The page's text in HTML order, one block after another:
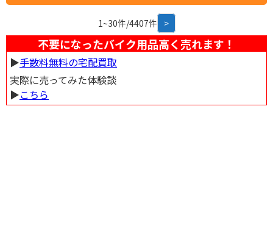
1~30件/4407件 >
不要になったバイク用品高く売れます！
▶︎手数料無料の宅配買取
実際に売ってみた体験談
▶︎こちら